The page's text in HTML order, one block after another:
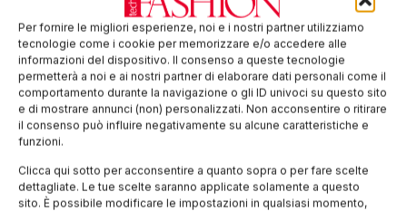
Per fornire le migliori esperienze, noi e i nostri partner utilizziamo
tecnologie come i cookie per memorizzare e/o accedere alle
informazioni del dispositivo. Il consenso a queste tecnologie
permetterà a noi e ai nostri partner di elaborare dati personali come il
comportamento durante la navigazione o gli ID univoci su questo sito
e di mostrare annunci (non) personalizzati. Non acconsentire o ritirare
il consenso può influire negativamente su alcune caratteristiche e
funzioni.
Clicca qui sotto per acconsentire a quanto sopra o per fare scelte
dettagliate. Le tue scelte saranno applicate solamente a questo
sito. È possibile modificare le impostazioni in qualsiasi momento,